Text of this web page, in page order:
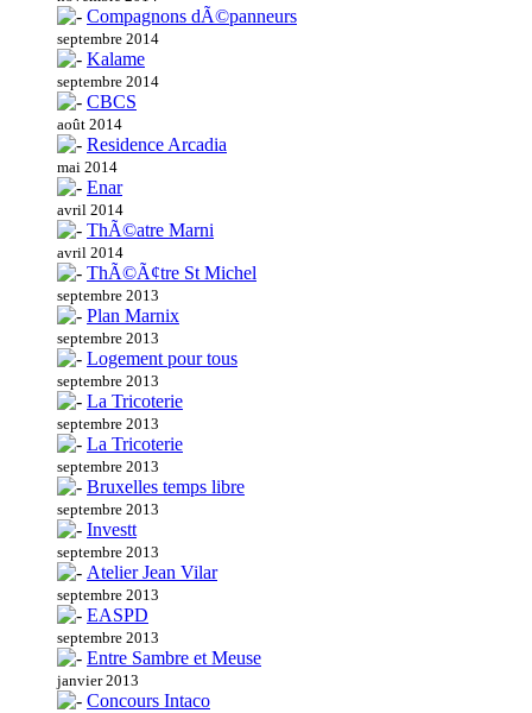
Compagnons dÃ©panneurs
septembre 2014
Kalame
septembre 2014
CBCS
août 2014
Residence Arcadia
mai 2014
Enar
avril 2014
ThÃ©atre Marni
avril 2014
ThÃ©Ã¢tre St Michel
septembre 2013
Plan Marnix
septembre 2013
Logement pour tous
septembre 2013
La Tricoterie
septembre 2013
La Tricoterie
septembre 2013
Bruxelles temps libre
septembre 2013
Investt
septembre 2013
Atelier Jean Vilar
septembre 2013
EASPD
septembre 2013
Entre Sambre et Meuse
janvier 2013
Concours Intaco